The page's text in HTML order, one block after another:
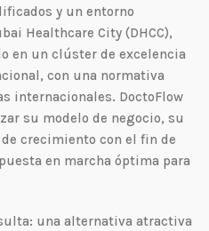
y un entorno
Healthcare City (DHCC),
en un clúster de excelencia
con una normativa
internacionales. DoctoFlow
su modelo de negocio, su
crecimiento con el fin de
en marcha óptima para
una alternativa atractiva